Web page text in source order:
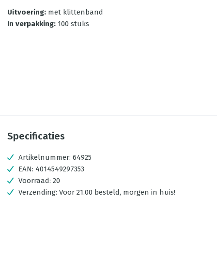
Uitvoering: met klittenband
In verpakking: 100 stuks
Specificaties
Artikelnummer: 64925
EAN: 4014549297353
Voorraad: 20
Verzending: Voor 21.00 besteld, morgen in huis!